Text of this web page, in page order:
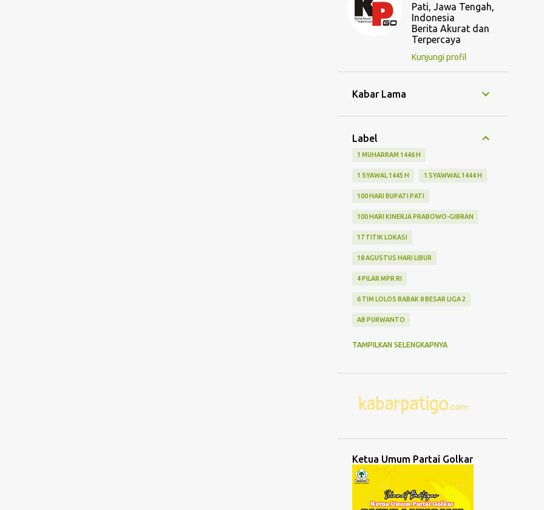
Pati, Jawa Tengah,
Indonesia
Berita Akurat dan
Terpercaya
Kunjungi profil
Kabar Lama
Label
1 MUHARRAM 1446 H
1 SYAWAL 1445 H 1 SYAWWAL 1444 H
100 HARI BUPATI PATI
100 HARI KINERJA PRABOWO-GIBRAN
17 TITIK LOKASI
18 AGUSTUS HARI LIBUR
4 PILAR MPR RI
6 TIM LOLOS BABAK 8 BESAR LIGA 2
AB PURWANTO
ABURIZAL BAKRIE ACMU
AGRO WISATA MELON
AGUNG DANARTO AGUNG LAKSONO
AGUS EKO WIBOWO
TAMPILKAN SELENGKAPNYA
Ketua Umum Partai Golkar